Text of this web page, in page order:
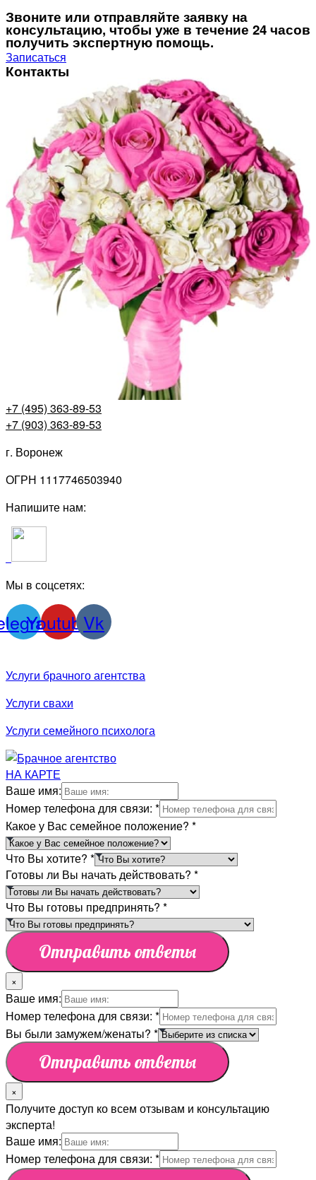
Звоните или отправляйте заявку на
консультацию, чтобы уже в течение 24 часов
получить экспертную помощь.
Записаться
Контакты
+7 (495) 363-89-53
+7 (903) 363-89-53
г. Воронеж
ОГРН 1117746503940
Напишите нам:
Мы в соцсетях:
YoutubeVk
Услуги брачного агентства
Услуги свахи
Услуги семейного психолога
НА КАРТЕ
Ваше имя:
Номер телефона для связи: *
Какое у Вас семейное положение? *
Что Вы хотите? *
Готовы ли Вы начать действовать? *
Что Вы готовы предпринять? *
Отправить ответы
×
Ваше имя:
Номер телефона для связи: *
Вы были замужем/женаты? *
Отправить ответы
×
Получите доступ ко всем отзывам и консультацию
эксперта!
Ваше имя:
Номер телефона для связи: *